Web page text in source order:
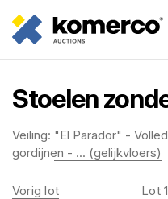
Stoelen
Veiling: "El Parador" -
gordijnen - ... (gelijkvloers)
Vorig lot Lot